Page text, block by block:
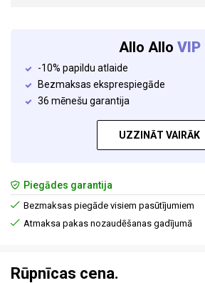
Allo Allo VIP
-10% papildu atlaide
Bezmaksas eksprespiegāde
36 mēnešu garantija
UZZINĀT VAIRĀK
Piegādes garantija
Bezmaksas piegāde visiem pasūtījumiem
Atmaksa pakas nozaudēšanas gadījumā
Rūpnīcas cena.